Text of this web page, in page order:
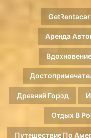
GetRentacar
Аренда
Вдохновение
Древний Город
Отдых В
Путешествие По